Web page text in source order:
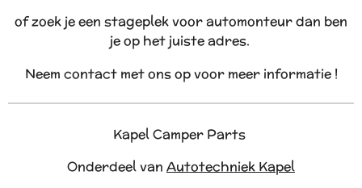
of zoek je een stageplek voor automonteur dan ben
je op het juiste adres.
Neem contact met ons op voor meer informatie !
Kapel Camper Parts
Onderdeel van Autotechniek Kapel